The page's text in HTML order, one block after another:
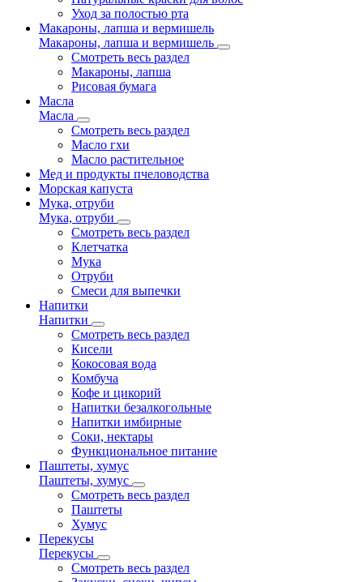
Уход за полостью рта
Макароны, лапша и вермишель
Макароны, лапша и вермишель
Смотреть весь раздел
Макароны, лапша
Рисовая бумага
Масла
Масла
Смотреть весь раздел
Масло гхи
Масло растительное
Мед и продукты пчеловодства
Морская капуста
Мука, отруби
Мука, отруби
Смотреть весь раздел
Клетчатка
Мука
Отруби
Смеси для выпечки
Напитки
Напитки
Смотреть весь раздел
Кисели
Кокосовая вода
Комбуча
Кофе и цикорий
Напитки безалкогольные
Напитки имбирные
Соки, нектары
Функциональное питание
Паштеты, хумус
Паштеты, хумус
Смотреть весь раздел
Паштеты
Хумус
Перекусы
Перекусы
Смотреть весь раздел